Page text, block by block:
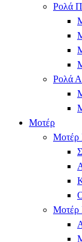
Ρολά
Ρολά
Μοτέρ
Μοτέρ
Μοτέρ